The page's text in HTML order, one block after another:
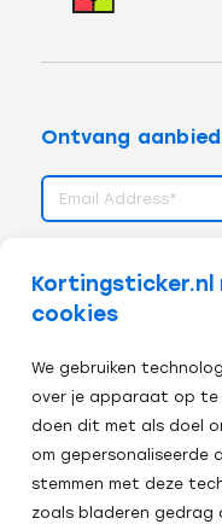
Kortingsticker.nl
cookies
We gebruiken
over je apparaat op te
doen dit met als doel
om gepersonaliseerde
stemmen met deze
zoals bladeren gedrag
Ontvang